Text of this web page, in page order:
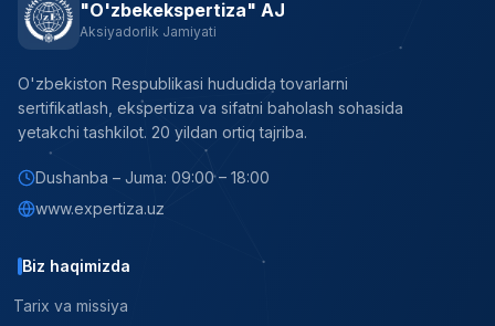
"O'zbekekspertiza" AJ
Aksiyadorlik Jamiyati
O'zbekiston Respublikasi hududida tovarlarni
sertifikatlash, ekspertiza va sifatni baholash sohasida
yetakchi tashkilot. 20 yildan ortiq tajriba.
Dushanba – Juma: 09:00 – 18:00
www.expertiza.uz
Biz haqimizda
Tarix va missiya